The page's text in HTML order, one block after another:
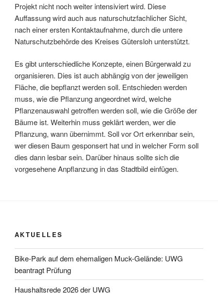
Projekt nicht noch weiter intensiviert wird. Diese
Auffassung wird auch aus naturschutzfachlicher Sicht,
nach einer ersten Kontaktaufnahme, durch die untere
Naturschutzbehörde des Kreises Gütersloh unterstützt.
Es gibt unterschiedliche Konzepte, einen Bürgerwald zu
organisieren. Dies ist auch abhängig von der jeweiligen
Fläche, die bepflanzt werden soll. Entschieden werden
muss, wie die Pflanzung angeordnet wird, welche
Pflanzenauswahl getroffen werden soll, wie die Größe der
Bäume ist. Weiterhin muss geklärt werden, wer die
Pflanzung, wann übernimmt. Soll vor Ort erkennbar sein,
wer diesen Baum gesponsert hat und in welcher Form soll
dies dann lesbar sein. Darüber hinaus sollte sich die
vorgesehene Anpflanzung in das Stadtbild einfügen.
AKTUELLES
Bike-Park auf dem ehemaligen Muck-Gelände: UWG
beantragt Prüfung
Haushaltsrede 2026 der UWG